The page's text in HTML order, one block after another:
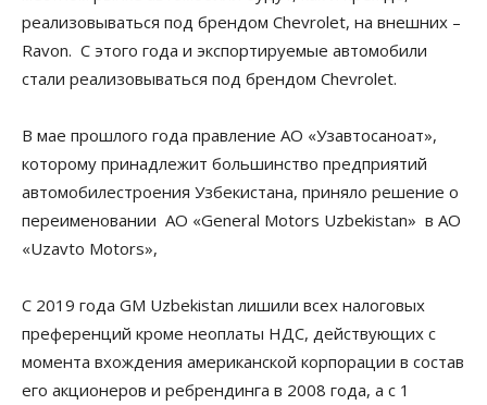
реализовываться под брендом Chevrolet, на внешних –
Ravon. С этого года и экспортируемые автомобили
стали реализовываться под брендом Chevrolet.
В мае прошлого года правление АО «Узавтосаноат»,
которому принадлежит большинство предприятий
автомобилестроения Узбекистана, приняло решение о
переименовании АО «General Motors Uzbekistan» в АО
«Uzavto Motors»,
С 2019 года GM Uzbekistan лишили всех налоговых
преференций кроме неоплаты НДС, действующих с
момента вхождения американской корпорации в состав
его акционеров и ребрендинга в 2008 года, а с 1